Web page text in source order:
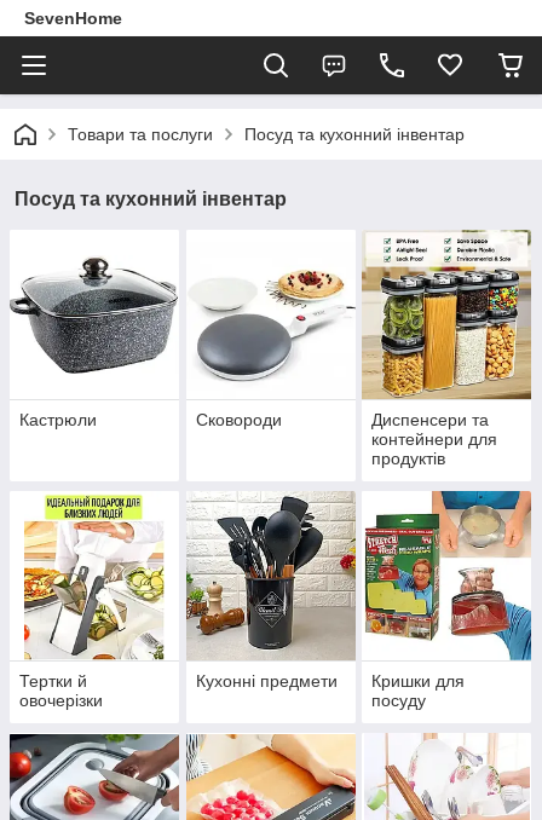
SevenHome
Товари та послуги Посуд та кухонний інвентар
Посуд та кухонний інвентар
Кастрюли Сковороди
Диспенсери та
контейнери для
продуктів
Тертки й
овочерізки
Кухонні предмети
Кришки для
посуду